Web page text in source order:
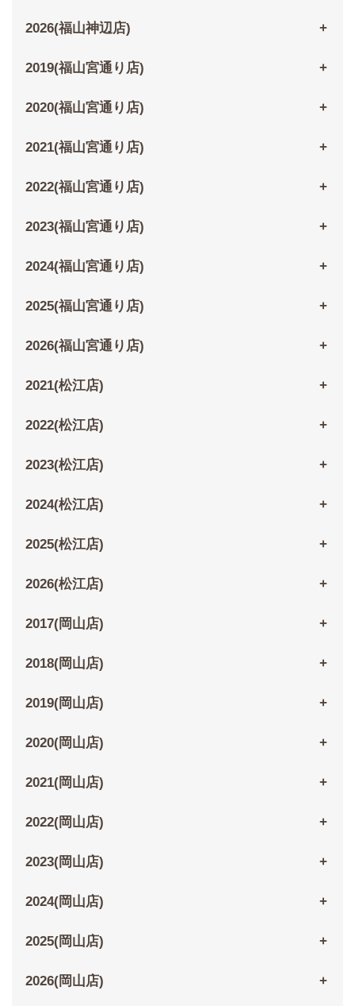
2026(福山神辺店)
2019(福山宮通り店)
2020(福山宮通り店)
2021(福山宮通り店)
2022(福山宮通り店)
2023(福山宮通り店)
2024(福山宮通り店)
2025(福山宮通り店)
2026(福山宮通り店)
2021(松江店)
2022(松江店)
2023(松江店)
2024(松江店)
2025(松江店)
2026(松江店)
2017(岡山店)
2018(岡山店)
2019(岡山店)
2020(岡山店)
2021(岡山店)
2022(岡山店)
2023(岡山店)
2024(岡山店)
2025(岡山店)
2026(岡山店)